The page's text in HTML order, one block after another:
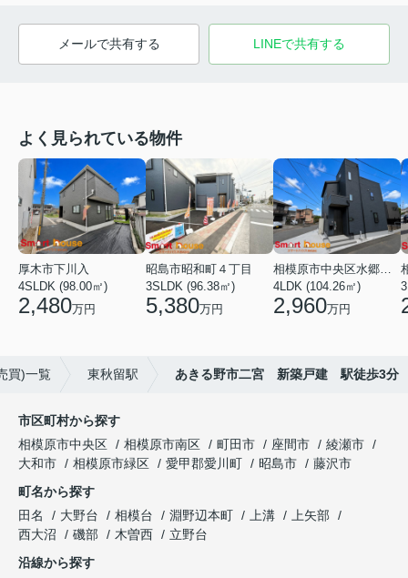
メールで共有する LINEで共有する
よく見られている物件
厚木市下川入
4SLDK (98.00㎡)
2,480万円
昭島市昭和町４丁目
3SLDK (96.38㎡)
5,380万円
相模原市中央区水郷田名２丁目
4LDK (104.26㎡)
2,960万円
買)一覧 東秋留駅 あきる野市二宮 新築戸建 駅徒歩3分
市区町村から探す
相模原市中央区
相模原市南区 町田市 座間市
綾瀬市
大和市
相模原市緑区 愛甲郡愛川町 昭島市
藤沢市
町名から探す
田名
大野台 相模台 淵野辺本町 上溝
上矢部
西大沼
磯部 木曽西
立野台
沿線から探す